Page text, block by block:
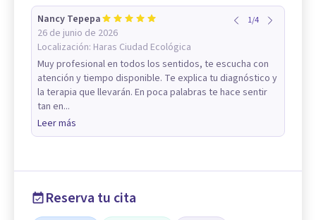
Nancy Tepepa
26 de junio de 2026
Localización: Haras Ciudad Ecológica
1/4
Muy profesional en todos los sentidos, te escucha con
atención y tiempo disponible. Te explica tu diagnóstico y
la terapia que llevarán. En poca palabras te hace sentir
tan en...
Leer más
Reserva tu cita